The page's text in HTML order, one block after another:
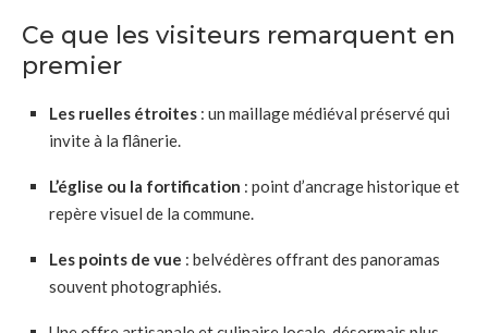
Ce que les visiteurs remarquent en
premier
Les ruelles étroites : un maillage médiéval préservé qui
invite à la flânerie.
L’église ou la fortification : point d’ancrage historique et
repère visuel de la commune.
Les points de vue : belvédères offrant des panoramas
souvent photographiés.